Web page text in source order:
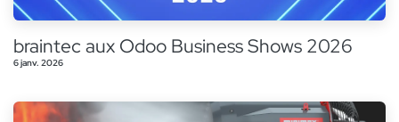
braintec aux Odoo Business Shows 2026
6 janv. 2026